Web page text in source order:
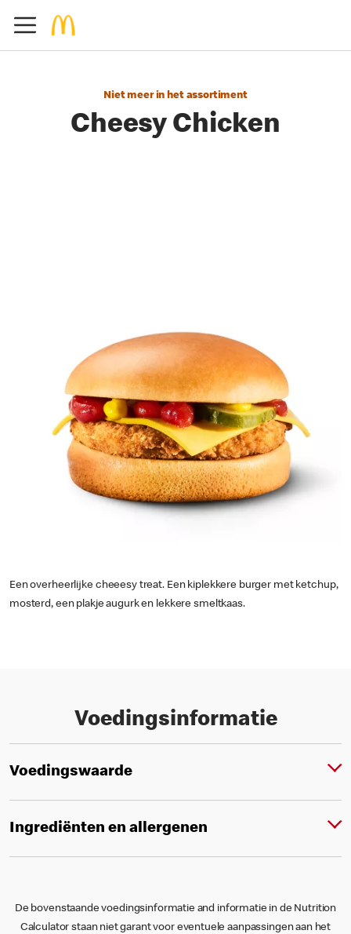
Niet meer in het assortiment
Cheesy Chicken
Een overheerlijke cheeesy treat. Een kiplekkere burger met ketchup,
mosterd, een plakje augurk en lekkere smeltkaas.
Voedingsinformatie
Voedingswaarde
Ingrediënten en allergenen
De bovenstaande voedingsinformatie and informatie in de Nutrition
Calculator staan niet garant voor eventuele aanpassingen aan het